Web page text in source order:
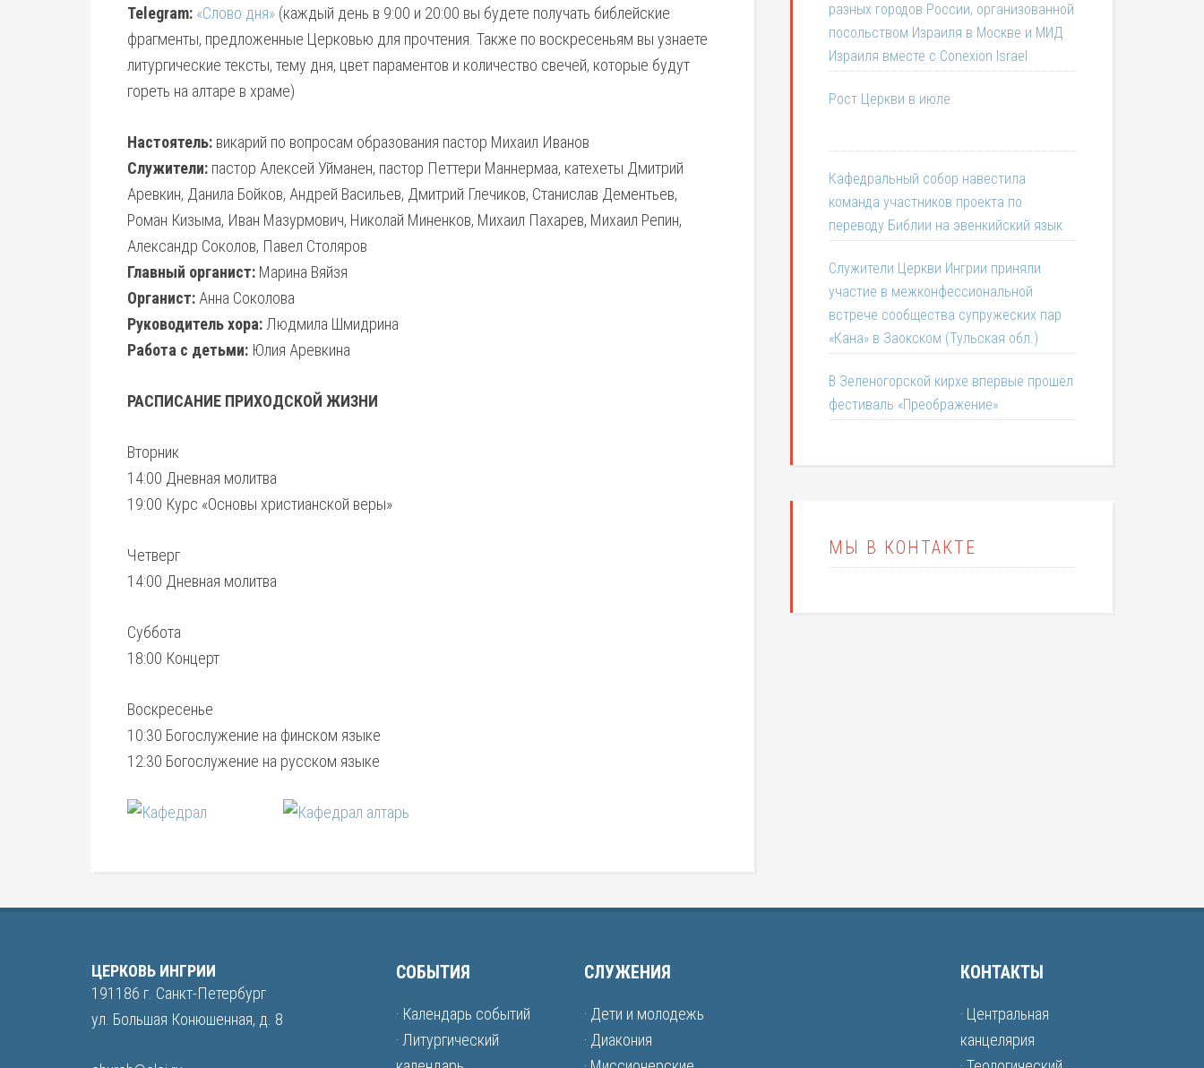
Telegram: «Слово дня» (каждый день в 9:00 и 20:00 вы будете получать библейские
фрагменты, предложенные Церковью для прочтения. Также по воскресеньям вы узнаете
литургические тексты, тему дня, цвет параментов и количество свечей, которые будут
гореть на алтаре в храме)
Настоятель: викарий по вопросам образования пастор Михаил Иванов
Служители: пастор Алексей Уйманен, пастор Петтери Маннермаа, катехеты Дмитрий
Аревкин, Данила Бойков, Андрей Васильев, Дмитрий Глечиков, Станислав Дементьев,
Роман Кизыма, Иван Мазурмович, Николай Миненков, Михаил Пахарев, Михаил Репин,
Александр Соколов, Павел Столяров
Главный органист: Марина Вяйзя
Органист: Анна Соколова
Руководитель хора: Людмила Шмидрина
Работа с детьми: Юлия Аревкина
РАСПИСАНИЕ ПРИХОДСКОЙ ЖИЗНИ
Вторник
14:00 Дневная молитва
19:00 Курс «Основы христианской веры»
Четверг
14:00 Дневная молитва
Суббота
18:00 Концерт
Воскресенье
10:30 Богослужение на финском языке
12:30 Богослужение на русском языке
разных городов России, организованной
посольством Израиля в Москве и МИД
Израиля вместе с Conexion Israel
Рост Церкви в июле
Кафедральный собор навестила
команда участников проекта по
переводу Библии на эвенкийский язык
Служители Церкви Ингрии приняли
участие в межконфессиональной
встрече сообщества супружеских пар
«Кана» в Заокском (Тульская обл.)
В Зеленогорской кирхе впервые прошёл
фестиваль «Преображение»
МЫ В КОНТАКТЕ
ЦЕРКОВЬ ИНГРИИ
191186 г. Санкт-Петербург
ул. Большая Конюшенная, д. 8
СОБЫТИЯ
· Календарь событий
· Литургический
СЛУЖЕНИЯ
· Дети и молодежь
· Диакония
КОНТАКТЫ
· Центральная
канцелярия